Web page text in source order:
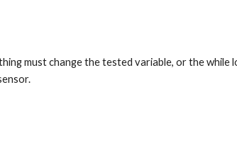
must change the tested variable, or the while